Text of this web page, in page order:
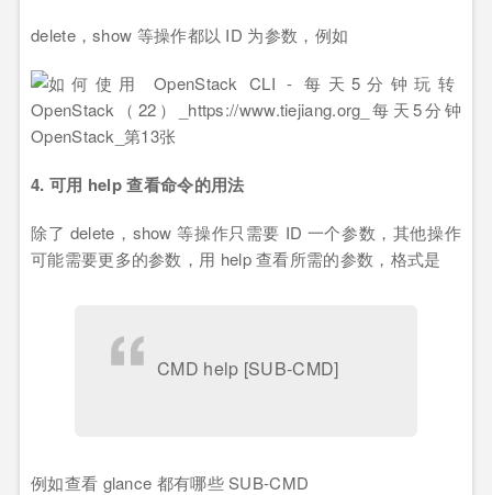
delete，show 等操作都以 ID 为参数，例如
4. 可用 help 查看命令的用法
除了 delete，show 等操作只需要 ID 一个参数，其他操作
可能需要更多的参数，用 help 查看所需的参数，格式是
CMD help [SUB-CMD]
例如查看 glance 都有哪些 SUB-CMD